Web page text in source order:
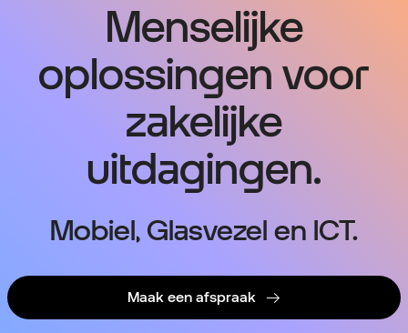
Menselijke
oplossingen voor
zakelijke
uitdagingen.
Mobiel, Glasvezel en ICT.
Maak een afspraak